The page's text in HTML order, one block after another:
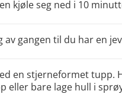
kjøle seg ned i 10
gangen til du har en
en stjerneformet tupp.
eller bare lage hull i